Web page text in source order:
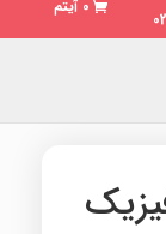
0 آیتم